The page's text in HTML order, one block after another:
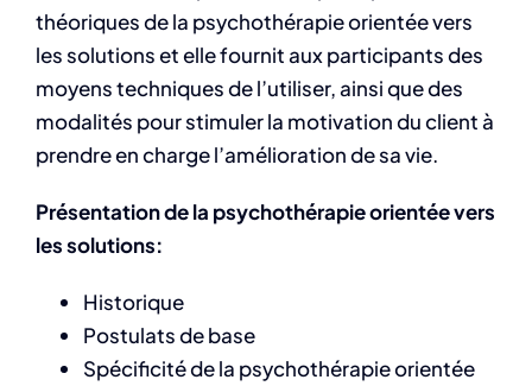
théoriques de la psychothérapie orientée vers
les solutions et elle fournit aux participants des
moyens techniques de l’utiliser, ainsi que des
modalités pour stimuler la motivation du client à
prendre en charge l’amélioration de sa vie.
Présentation de la psychothérapie orientée vers
les solutions:
Historique
Postulats de base
Spécificité de la psychothérapie orientée